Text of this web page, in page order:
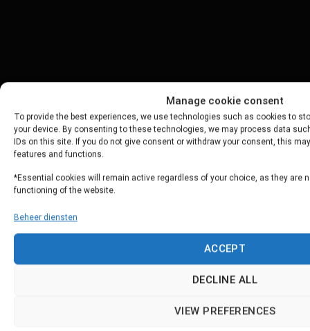
Manage cookie consent
To provide the best experiences, we use technologies such as cookies to
your device. By consenting to these technologies, we may process data
IDs on this site. If you do not give consent or withdraw your consent, this
features and functions.
*Essential cookies will remain active regardless of your choice, as they are
functioning of the website.
Beheer diensten
ACCEPT
DECLINE ALL
VIEW PREFERENCES